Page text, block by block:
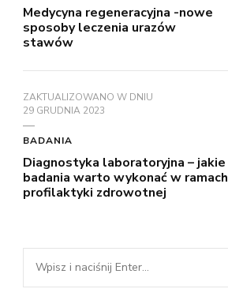
Medycyna regeneracyjna -nowe
sposoby leczenia urazów
stawów
ZAKTUALIZOWANO W DNIU
29 GRUDNIA 2023
BADANIA
Diagnostyka laboratoryjna – jakie
badania warto wykonać w ramach
profilaktyki zdrowotnej
Szukasz
czegoś?